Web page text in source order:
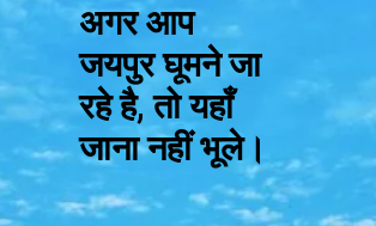
अगर आप
जयपुर घूमने जा
रहे है, तो यहाँ
जाना नहीं भूले।